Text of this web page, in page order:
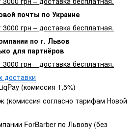
почты по Украине
грн – доставка бесплатная.
по г. Львов
для партнёров
грн – доставка бесплатная.
доставки
(комиссия 1,5%)
(комиссия согласно тарифам Новой
ForBarber по Львову (без